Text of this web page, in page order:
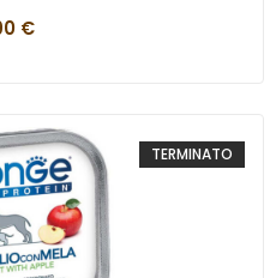
€
TERMINATO